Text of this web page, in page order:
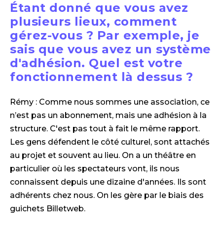
Étant donné que vous avez
plusieurs lieux, comment
gérez-vous ? Par exemple, je
sais que vous avez un système
d'adhésion. Quel est votre
fonctionnement là dessus ?
Rémy : Comme nous sommes une association, ce
n’est pas un abonnement, mais une adhésion à la
structure. C'est pas tout à fait le même rapport.
Les gens défendent le côté culturel, sont attachés
au projet et souvent au lieu. On a un théâtre en
particulier où les spectateurs vont, ils nous
connaissent depuis une dizaine d'années. Ils sont
adhérents chez nous. On les gère par le biais des
guichets Billetweb.